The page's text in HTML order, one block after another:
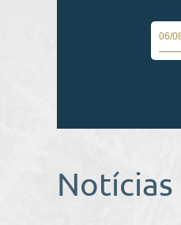
Notícias